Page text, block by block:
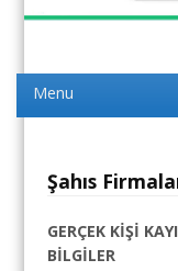
Menu
Skip to content
Şahıs
GERÇEK KİŞİ
BİLGİLER